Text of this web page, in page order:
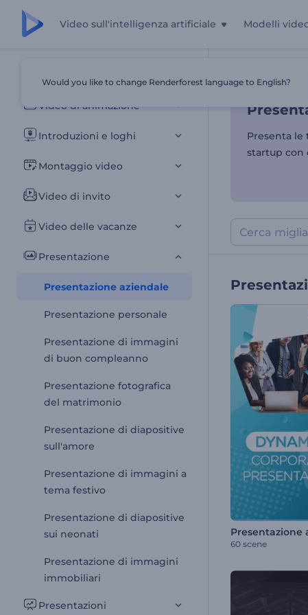
Video sull'intelligenza artificiale Modelli
Tutti i modelli
Video di animazione
Introduzioni e loghi
Montaggio video
Video di invito
Video delle vacanze
Presentazione
Presentazione aziendale
Presentazione personale
Presentazione di immagini
di buon compleanno
Presentazione fotografica
del matrimonio
Presentazione di diapositive
sull'amore
Presentazione di immagini a
tema festivo
Presentazione di diapositive
sui neonati
Presentazione di immagini
immobiliari
Presentazioni
Casa Modelli
Presenta le
startup con
60 scene
Would you like to change Renderforest language to English?